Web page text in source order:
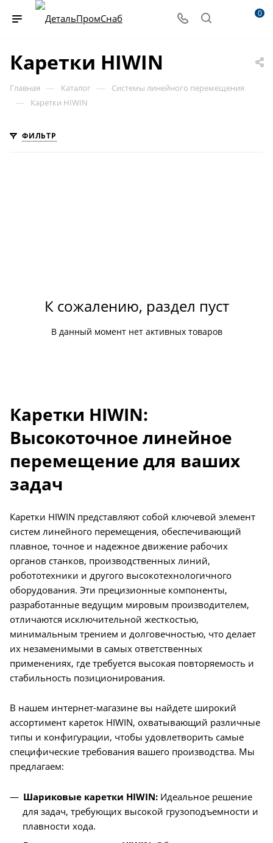
0
Каретки HIWIN
Главная — Каталог — Системы линейного перемещения
— Каретки HIWIN
ФИЛЬТР
К сожалению, раздел пуст
В данный момент нет активных товаров
Каретки HIWIN:
Высокоточное линейное
перемещение для ваших
задач
Каретки HIWIN представляют собой ключевой элемент
систем линейного перемещения, обеспечивающий
плавное, точное и надежное движение рабочих
органов станков, производственных линий,
робототехники и другого высокотехнологичного
оборудования. Эти прецизионные компоненты,
разработанные ведущим мировым производителем,
отличаются исключительной жесткостью,
минимальным трением и долговечностью, что делает
их незаменимыми в самых ответственных
применениях, где требуется высокая повторяемость и
стабильность позиционирования.
В нашем интернет-магазине вы найдете широкий
ассортимент кареток HIWIN, охватывающий различные
типы и конфигурации, чтобы удовлетворить самые
специфические требования вашего производства. Мы
предлагаем:
Шариковые каретки HIWIN: Идеальное решение
для задач, требующих высокой грузоподъемности и
плавности хода.